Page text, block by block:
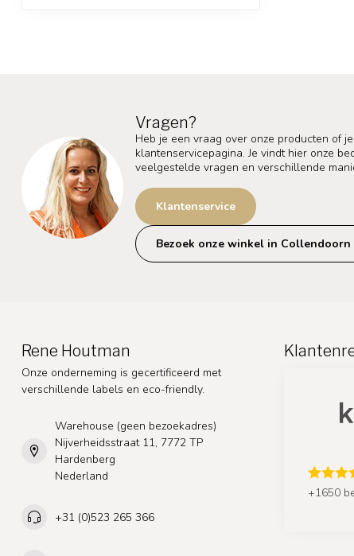
Vragen?
Heb je een vraag over onze producten of
klantenservicepagina. Je vindt hier onze
veelgestelde vragen en verschillende
Klantenservice
Bezoek onze winkel in Collendoorn
Rene Houtman
Onze onderneming is gecertificeerd met
verschillende labels en eco-friendly.
Warehouse (geen bezoekadres)
Nijverheidsstraat 11, 7772 TP
Hardenberg
Nederland
+31 (0)523 265 366
+1650